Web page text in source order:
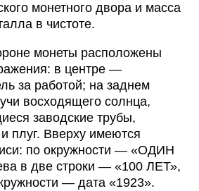
монетного двора и масса
в чистоте.
монеты расположены
в центре —
за работой; на заднем
восходящего солнца,
заводские трубы,
плуг. Вверху имеются
по окружности — «ОДИН
в две строки — «100 ЛЕТ»,
— дата «1923».